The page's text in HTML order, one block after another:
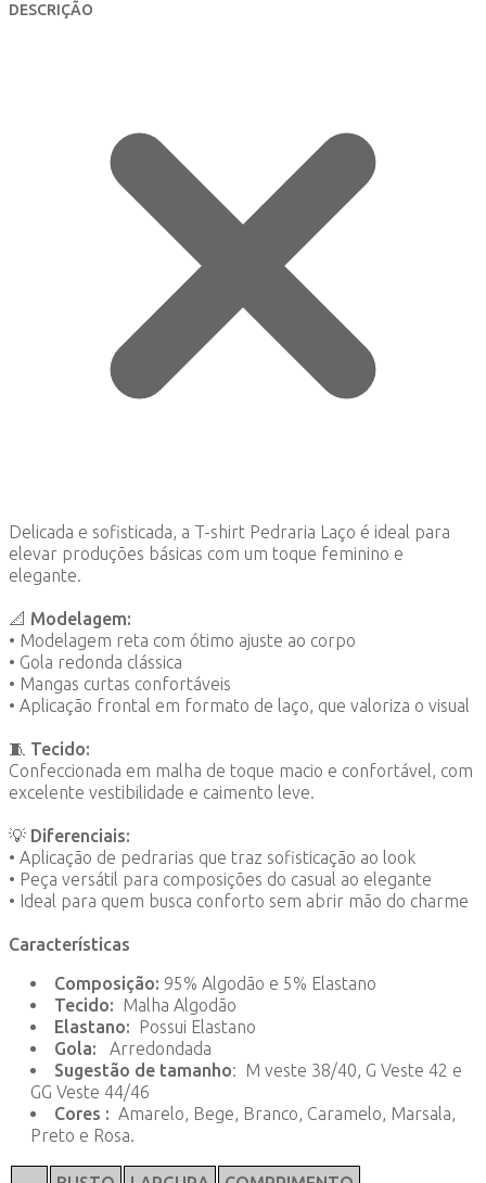
DESCRIÇÃO
Delicada e sofisticada, a T-shirt Pedraria Laço é ideal para
elevar produções básicas com um toque feminino e
elegante.
📐 Modelagem:
• Modelagem reta com ótimo ajuste ao corpo
• Gola redonda clássica
• Mangas curtas confortáveis
• Aplicação frontal em formato de laço, que valoriza o visual
🧵 Tecido:
Confeccionada em malha de toque macio e confortável, com
excelente vestibilidade e caimento leve.
💡 Diferenciais:
• Aplicação de pedrarias que traz sofisticação ao look
• Peça versátil para composições do casual ao elegante
• Ideal para quem busca conforto sem abrir mão do charme
Características
Composição: 95% Algodão e 5% Elastano
Tecido:
Malha Algodão
Elastano: Possui Elastano
Gola: Arredondada
Sugestão de tamanho: M veste 38/40, G Veste 42 e
GG Veste 44/46
Cores : Amarelo, Bege, Branco, Caramelo, Marsala,
Preto e Rosa.